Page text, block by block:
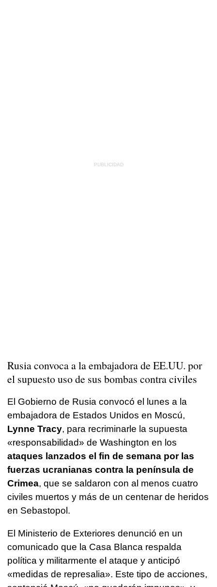
Rusia convoca a la embajadora de EE.UU. por
el supuesto uso de sus bombas contra civiles
El Gobierno de Rusia convocó el lunes a la
embajadora de Estados Unidos en Moscú,
Lynne Tracy, para recriminarle la supuesta
«responsabilidad» de Washington en los
ataques lanzados el fin de semana por las
fuerzas ucranianas contra la península de
Crimea, que se saldaron con al menos cuatro
civiles muertos y más de un centenar de heridos
en Sebastopol.
El Ministerio de Exteriores denunció en un
comunicado que la Casa Blanca respalda
política y militarmente el ataque y anticipó
«medidas de represalia». Este tipo de acciones,